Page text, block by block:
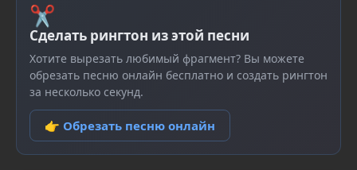
✂
Сделать рингтон из этой песни
Хотите вырезать любимый фрагмент? Вы можете
обрезать песню онлайн бесплатно и создать рингтон
за несколько секунд.
👉 Обрезать песню онлайн